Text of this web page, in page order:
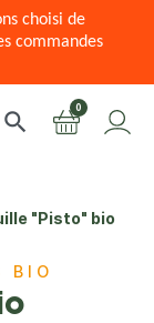
choisi de
commandes
search 0
"Pisto" bio
BIO